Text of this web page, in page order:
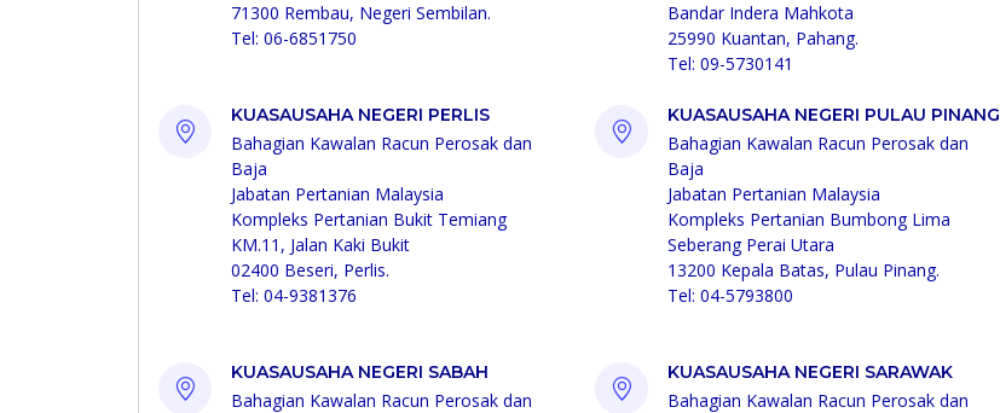
71300 Rembau, Negeri Sembilan.
Tel: 06-6851750
Bandar Indera Mahkota
25990 Kuantan, Pahang.
Tel: 09-5730141
KUASAUSAHA NEGERI PERLIS
Bahagian Kawalan Racun Perosak dan
Baja
Jabatan Pertanian Malaysia
Kompleks Pertanian Bukit Temiang
KM.11, Jalan Kaki Bukit
02400 Beseri, Perlis.
Tel: 04-9381376
KUASAUSAHA NEGERI PULAU PINANG
Bahagian Kawalan Racun Perosak dan
Baja
Jabatan Pertanian Malaysia
Kompleks Pertanian Bumbong Lima
Seberang Perai Utara
13200 Kepala Batas, Pulau Pinang.
Tel: 04-5793800
KUASAUSAHA NEGERI SABAH
Bahagian Kawalan Racun Perosak dan
KUASAUSAHA NEGERI SARAWAK
Bahagian Kawalan Racun Perosak dan